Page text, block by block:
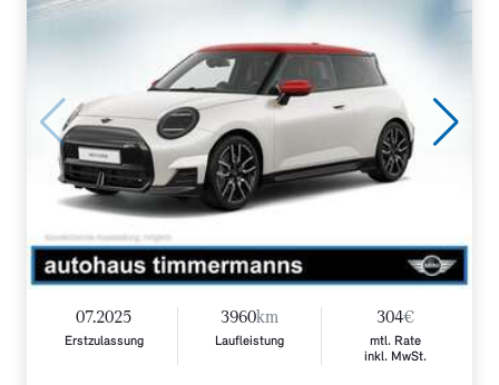
07.2025
Erstzulassung
3960km
Laufleistung
304€
mtl. Rate
inkl. MwSt.